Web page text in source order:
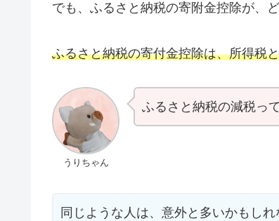
でも、ふるさと納税の寄附金控除が、
ふるさと納税の寄付金控除は、所得税
うりちゃん
ふるさと納税の減税っ
同じような人は、意外と多いかもしれ